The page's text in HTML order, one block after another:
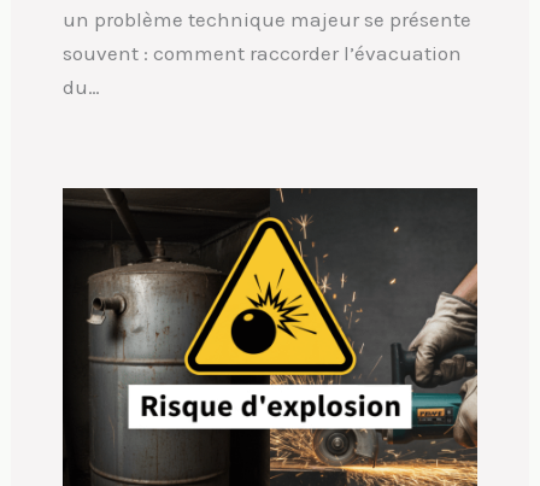
un problème technique majeur se présente
souvent : comment raccorder l’évacuation
du…